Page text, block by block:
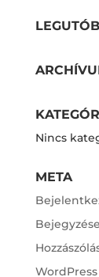
Nincs
META